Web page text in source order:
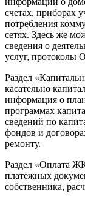
счетах, приборах
потребления
сетях. Здесь же
сведения о
услуг, протоколы
Раздел
касательно
информация о
программах
сведений по
фондов и
ремонту.
Раздел «Оплата
платежных
собственника,